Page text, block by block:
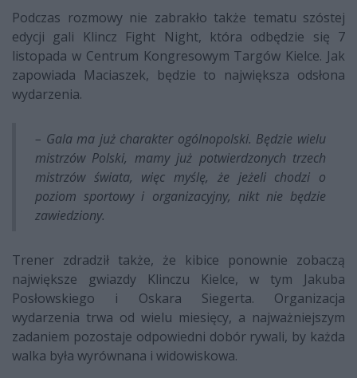
Podczas rozmowy nie zabrakło także tematu szóstej
edycji gali Klincz Fight Night, która odbędzie się 7
listopada w Centrum Kongresowym Targów Kielce. Jak
zapowiada Maciaszek, będzie to największa odsłona
wydarzenia.
– Gala ma już charakter ogólnopolski. Będzie wielu
mistrzów Polski, mamy już potwierdzonych trzech
mistrzów świata, więc myślę, że jeżeli chodzi o
poziom sportowy i organizacyjny, nikt nie będzie
zawiedziony.
Trener zdradził także, że kibice ponownie zobaczą
największe gwiazdy Klinczu Kielce, w tym Jakuba
Posłowskiego i Oskara Siegerta. Organizacja
wydarzenia trwa od wielu miesięcy, a najważniejszym
zadaniem pozostaje odpowiedni dobór rywali, by każda
walka była wyrównana i widowiskowa.